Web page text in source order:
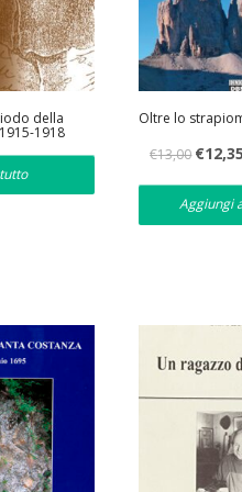
della
1918
Oltre lo
€13,00 Il
prezzo
originale
era:
€12,35
Aggiungi